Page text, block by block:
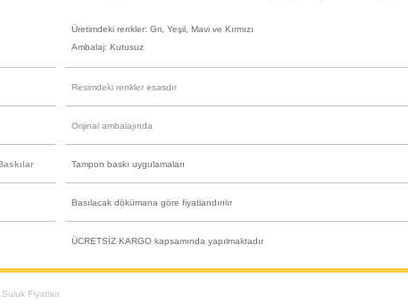
Üretimdeki renkler: Gri, Yeşil, Mavi ve Kırmızı
Ambalaj: Kutusuz
Resimdeki renkler esasdır
Orijinal ambalajında
Tampon baskı uygulamaları
Basılacak dökümana göre fiyatlandırılır
ÜCRETSİZ KARGO kapsamında yapılmaktadır
Fiyatları